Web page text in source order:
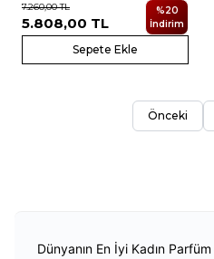
7.260,00TL
5.808,00 TL
%20
İndirim
Sepete Ekle
Önceki
Dünyanın En İyi Kadın